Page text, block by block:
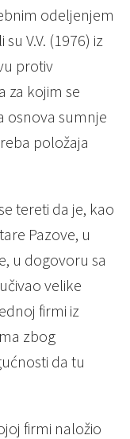
odeljenjem
V.V. (1976) iz
protiv
za kojim se
osnova sumnje
položaja
tereti da je, kao
Pazove, u
u dogovoru sa
velike
firmi iz
zbog
da tu
firmi naložio